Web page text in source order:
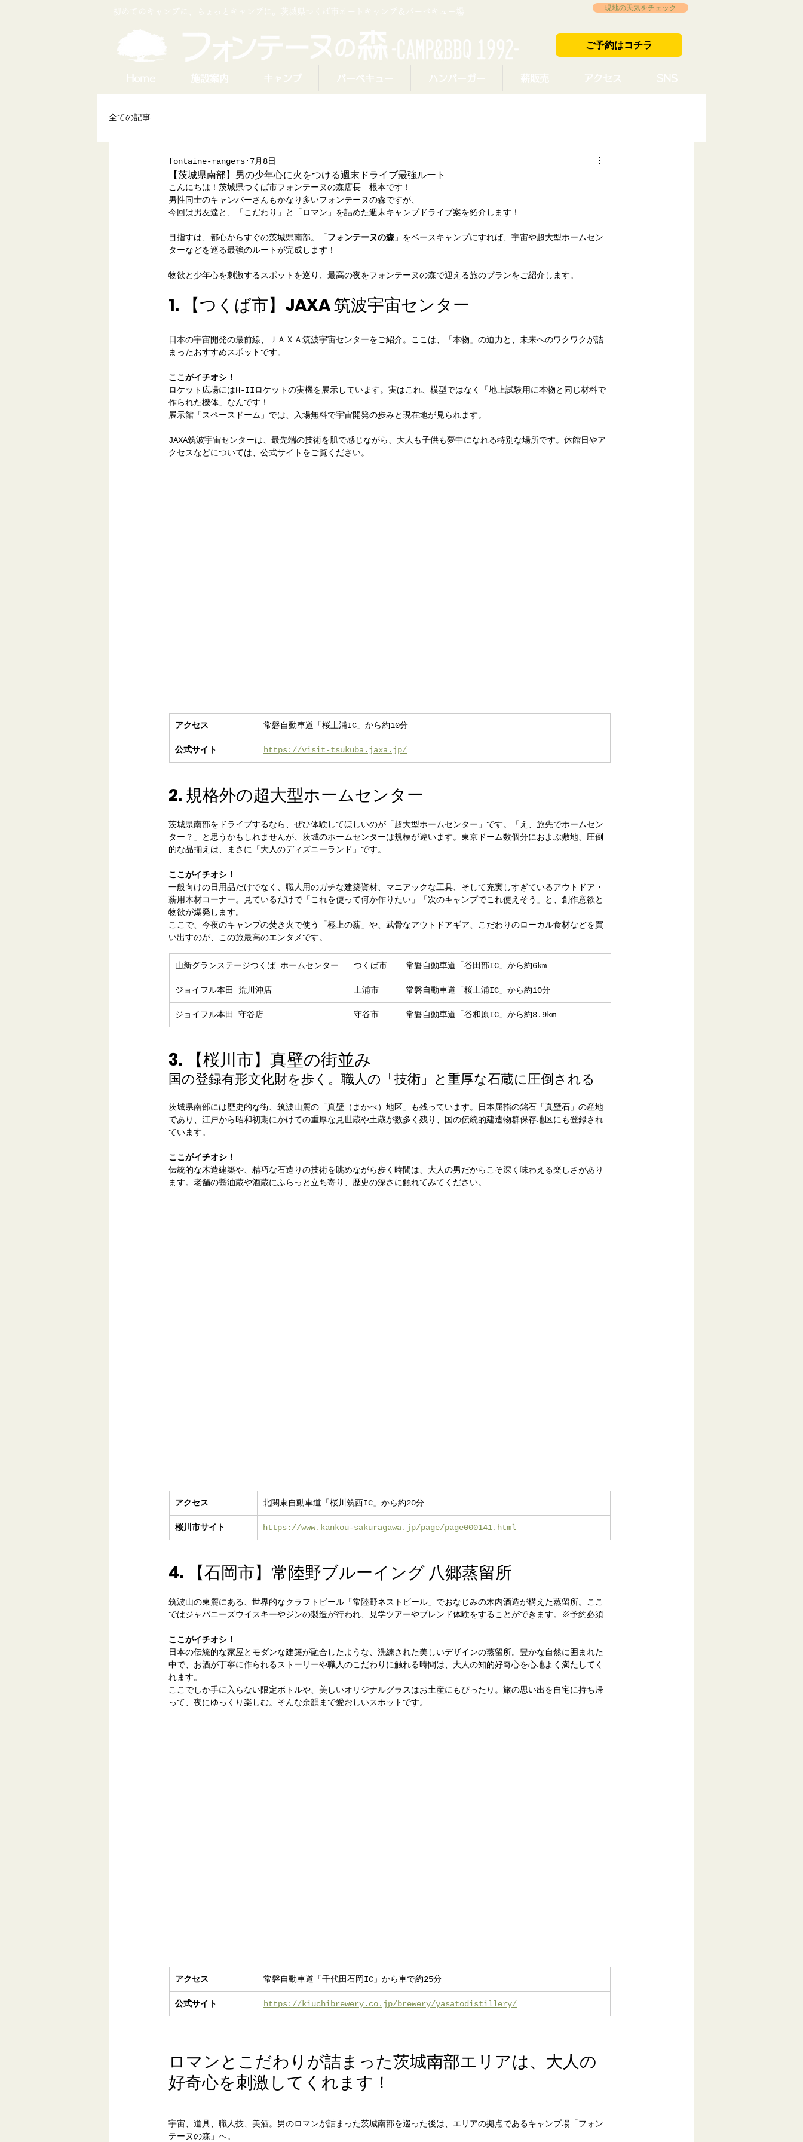
​初めてのキャンプに、ちょっとキャンプに。茨城県つくば市オートキャンプ＆バーベキュー場 現地の天気をチェック
ご予約はコチラ
Home 施設案内 キャンプ バーベキュー ハンバーガー 薪販売 アクセス SNS
全ての記事
【茨城県南部】男の少年心に火をつける週末ドライブ最強ルート
fontaine-rangers 7月8日
こんにちは！茨城県つくば市フォンテーヌの森店長　根本です！
男性同士のキャンパーさんもかなり多いフォンテーヌの森ですが、
今回は男友達と、「こだわり」と「ロマン」を詰めた週末キャンプドライブ案を紹介します！
目指すは、都心からすぐの茨城県南部。「 フォンテーヌの森 」をベースキャンプにすれば、宇宙や超大型ホームセン
ターなどを巡る最強のルートが完成します！
物欲と少年心を刺激するスポットを巡り、最高の夜をフォンテーヌの森で迎える旅のプランをご紹介します。
1. 【つくば市】JAXA 筑波宇宙センター
日本の宇宙開発の最前線、ＪＡＸＡ筑波宇宙センターをご紹介。ここは、「本物」の迫力と、未来へのワクワクが詰
まったおすすめスポットです。
ここがイチオシ！
ロケット広場にはH-IIロケットの実機を展示しています。実はこれ、模型ではなく「地上試験用に本物と同じ材料で
作られた機体」なんです！
展示館「スペースドーム」では、入場無料で宇宙開発の歩みと現在地が見られます。
JAXA筑波宇宙センターは、最先端の技術を肌で感じながら、大人も子供も夢中になれる特別な場所です。休館日やア
クセスなどについては、公式サイトをご覧ください。
アクセス 常磐自動車道「桜土浦IC」から約10分
公式サイト https://visit-tsukuba.jaxa.jp/
2. 規格外の超大型ホームセンター
茨城県南部をドライブするなら、ぜひ体験してほしいのが「超大型ホームセンター」です。「え、旅先でホームセン
ター？」と思うかもしれませんが、茨城のホームセンターは規模が違います。東京ドーム数個分におよぶ敷地、圧倒
的な品揃えは、まさに「大人のディズニーランド」です。
ここがイチオシ！
一般向けの日用品だけでなく、職人用のガチな建築資材、マニアックな工具、そして充実しすぎているアウトドア・
薪用木材コーナー。見ているだけで「これを使って何か作りたい」「次のキャンプでこれ使えそう」と、創作意欲と
物欲が爆発します。
ここで、今夜のキャンプの焚き火で使う「極上の薪」や、武骨なアウトドアギア、こだわりのローカル食材などを買
い出すのが、この旅最高のエンタメです。
山新グランステージつくば ホームセンター つくば市 常磐自動車道「谷田部IC」から約6km
ジョイフル本田 荒川沖店 土浦市 常磐自動車道「桜土浦IC」から約10分
守谷市 常磐自動車道「谷和原IC」から約3.9km
3. 【桜川市】真壁の街並み
国の登録有形文化財を歩く。職人の「技術」と重厚な石蔵に圧倒される
茨城県南部には歴史的な街、筑波山麓の「真壁（まかべ）地区」も残っています。日本屈指の銘石「真壁石」の産地
であり、江戸から昭和初期にかけての重厚な見世蔵や土蔵が数多く残り、国の伝統的建造物群保存地区にも登録され
ています。
ここがイチオシ！
伝統的な木造建築や、精巧な石造りの技術を眺めながら歩く時間は、大人の男だからこそ深く味わえる楽しさがあり
ます。老舗の醤油蔵や酒蔵にふらっと立ち寄り、歴史の深さに触れてみてください。
アクセス 北関東自動車道「桜川筑西IC」から約20分
桜川市サイト https://www.kankou-sakuragawa.jp/page/page000141.html
4. 【石岡市】常陸野ブルーイング 八郷蒸留所
筑波山の東麓にある、世界的なクラフトビール「常陸野ネストビール」でおなじみの木内酒造が構えた蒸留所。ここ
ではジャパニーズウイスキーやジンの製造が行われ、見学ツアーやブレンド体験をすることができます。※予約必須
ここがイチオシ！
日本の伝統的な家屋とモダンな建築が融合したような、洗練された美しいデザインの蒸留所。豊かな自然に囲まれた
中で、お酒が丁寧に作られるストーリーや職人のこだわりに触れる時間は、大人の知的好奇心を心地よく満たしてく
れます。
ここでしか手に入らない限定ボトルや、美しいオリジナルグラスはお土産にもぴったり。旅の思い出を自宅に持ち帰
って、夜にゆっくり楽しむ。そんな余韻まで愛おしいスポットです。
アクセス 常磐自動車道「千代田石岡IC」から車で約25分
公式サイト https://kiuchibrewery.co.jp/brewery/yasatodistillery/
ロマンとこだわりが詰まった茨城南部エリアは、大人の
好奇心を刺激してくれます！
宇宙、道具、職人技、美酒。男のロマンが詰まった茨城南部を巡った後は、エリアの拠点であるキャンプ場「フォン
テーヌの森」へ。